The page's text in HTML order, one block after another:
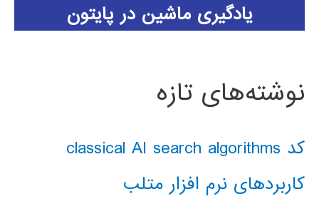
یادگیری ماشین در پایتون
نوشته‌های تازه
کد classical AI search algorithms
کاربردهای نرم افزار متلب